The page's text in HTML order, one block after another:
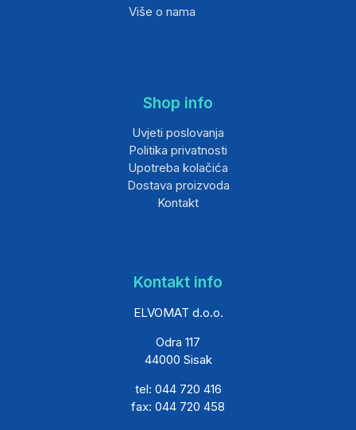
Više o nama
Shop info
Uvjeti poslovanja
Politika privatnosti
Upotreba kolačića
Dostava proizvoda
Kontakt
Kontakt info
ELVOMAT d.o.o.
Odra 117
44000 Sisak
tel: 044 720 416
fax: 044 720 458